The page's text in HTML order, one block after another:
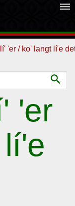
dehaze
'er / ko' langt lí'e
search
'er